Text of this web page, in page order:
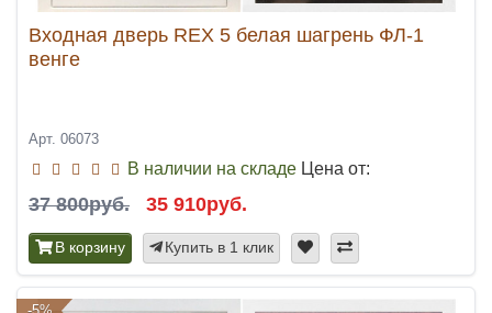
Входная дверь REX 5 белая шагрень ФЛ-1
венге
Арт. 06073
В наличии на складе Цена от:
37 800руб. 35 910руб.
В корзину Купить в 1 клик